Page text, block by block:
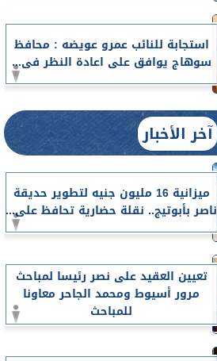
استجابة للنائب عمرو عويضه : محافظ
سوهاج يوافق على اعادة النظر فى...
آخر الأخبار
ميزانية 16 مليون جنيه لتطوير حديقة
ناصر بأبوتيج.. نقلة حضارية تحافظ على...
تعيين العقيد على نصر رئيسا لمباحث
مرور أسيوط ومحمد الجاحر معاونا
للمباحث